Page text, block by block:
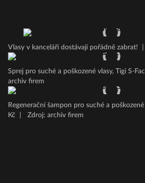
Vlasy v kanceláři dostávají pořádně zabrat!
Sprej pro suché a poškozené vlasy, Tigi S-
archiv firem
Regenerační šampon pro suché a
Kč
Zdroj: archiv firem